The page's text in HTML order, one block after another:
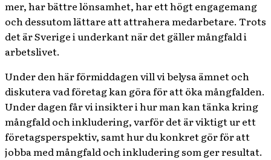
mer, har bättre lönsamhet, har ett högt engagemang
och dessutom lättare att attrahera medarbetare. Trots
det är Sverige i underkant när det gäller mångfald i
arbetslivet.
Under den här förmiddagen vill vi belysa ämnet och
diskutera vad företag kan göra för att öka mångfalden.
Under dagen får vi insikter i hur man kan tänka kring
mångfald och inkludering, varför det är viktigt ur ett
företagsperspektiv, samt hur du konkret gör för att
jobba med mångfald och inkludering som ger resultat.